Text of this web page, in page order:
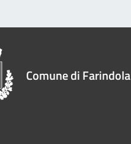
Comune di Farindola